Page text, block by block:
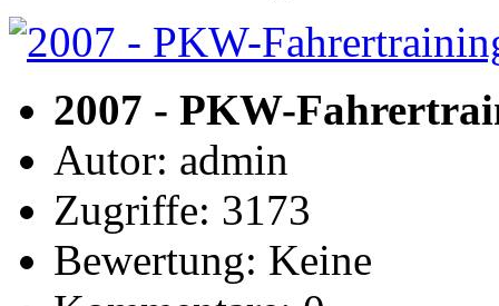
2007 - PKW-
Autor: admin
Zugriffe: 3173
Bewertung: Keine